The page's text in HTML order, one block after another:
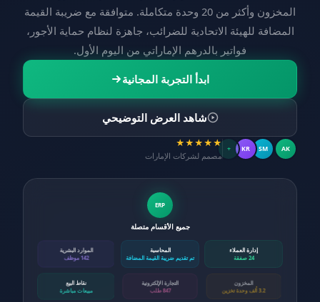
المخزون وأكثر من 20 وحدة متكاملة. متوافقة مع ضريبة القيمة
المضافة للهيئة الاتحادية للضرائب، جاهزة لنظام حماية الأجور،
فواتير بالدرهم الإماراتي من اليوم الأول.
ابدأ التجربة المجانية
شاهد العرض التوضيحي
AK
SM
KR
+
★
★
★
★
★
مصمم لشركات الإمارات
ERP
جميع الأقسام متصلة
إدارة العملاء
24 صفقة
المحاسبة
تم تقديم ضريبة القيمة المضافة
الموارد البشرية
142 موظف
المخزون
3.2 ألف وحدة تخزين
التجارة الإلكترونية
847 طلب
نقاط البيع
مبيعات مباشرة